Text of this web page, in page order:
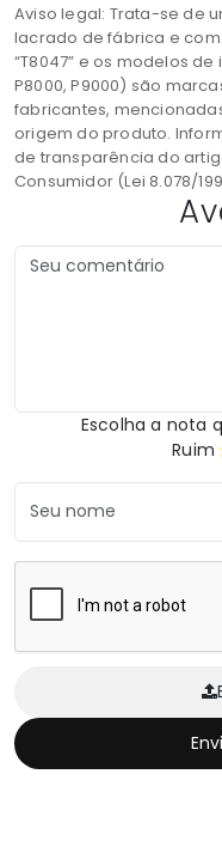
Aviso legal: Trata-se de
lacrado de fábrica e com
“T8047” e os modelos
P8000, P9000) são
fabricantes,
origem do produto.
de transparência do
Consumidor (Lei 8.078/
Escolha a nota
Ruim